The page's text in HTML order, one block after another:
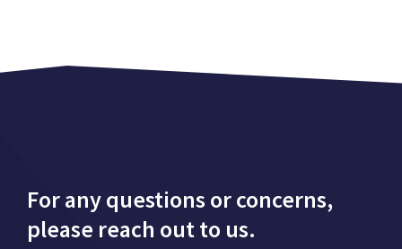
For any questions or concerns,
please reach out to us.